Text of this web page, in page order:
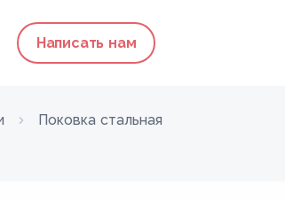
Написать нам
Поковка стальная